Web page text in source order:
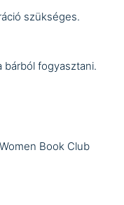
szükséges.
bárból fogyasztani.
Book Club